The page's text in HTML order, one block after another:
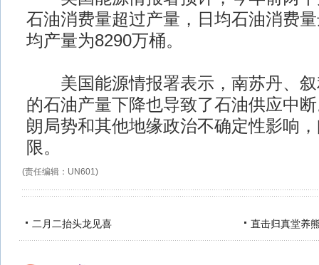
石油消费量超过产量，日均石油消费
均产量为8290万桶。
美国能源情报署表示，南苏丹、叙
的石油产量下降也导致了石油供应中
朗局势和其他地缘政治不确定性影响
限。
(责任编辑：UN601)
二月二抬头龙见喜 直击归真堂养